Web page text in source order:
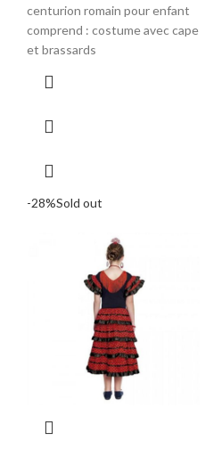
centurion romain pour enfant
comprend : costume avec cape
et brassards
-28%Sold out